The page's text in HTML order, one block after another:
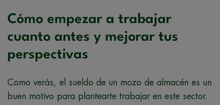
Cómo empezar a trabajar
cuanto antes y mejorar tus
perspectivas
Como verás, el sueldo de un mozo de almacén es un
buen motivo para plantearte trabajar en este sector.